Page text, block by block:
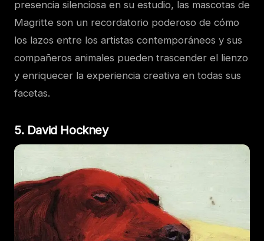
presencia silenciosa en su estudio, las mascotas de
Magritte son un recordatorio poderoso de cómo
los lazos entre los artistas contemporáneos y sus
compañeros animales pueden trascender el lienzo
y enriquecer la experiencia creativa en todas sus
facetas.
5. David Hockney